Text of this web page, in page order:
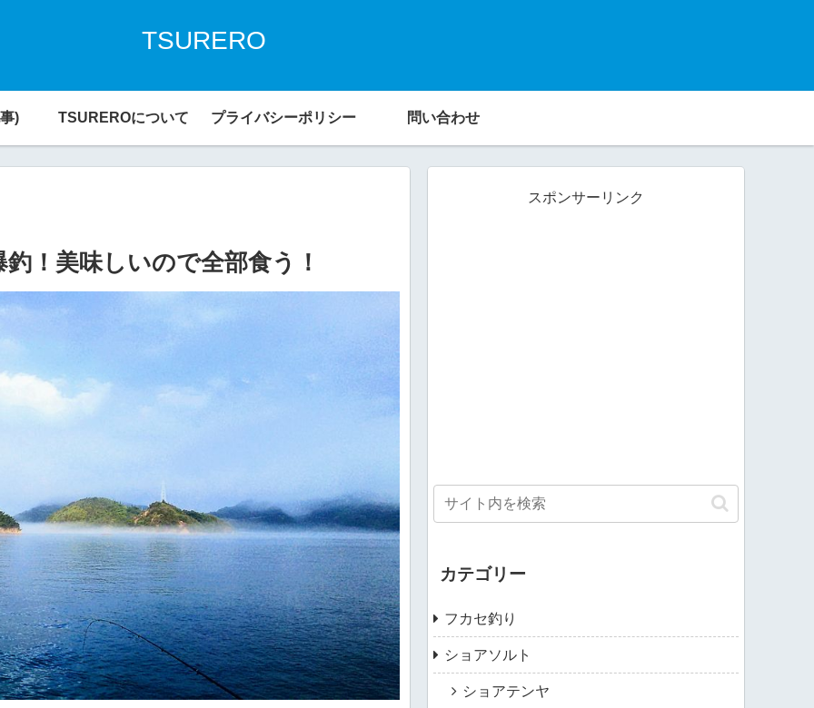
TSURERO
) TSUREROについて プライバシーポリシー 問い合わせ
！美味しいので全部食う！
スポンサーリンク
カテゴリー
フカセ釣り
ショアソルト
ショアテンヤ